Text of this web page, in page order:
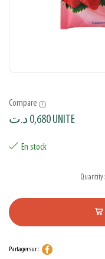
Compare
0,680د.ت UNITE
En stock
Partager sur :